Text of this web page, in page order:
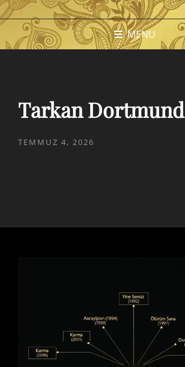
MENU
Tarkan Dortmund
POSTED
TEMMUZ 4, 2026